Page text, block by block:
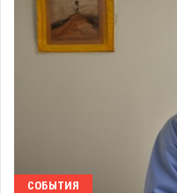
СОБЫТИЯ